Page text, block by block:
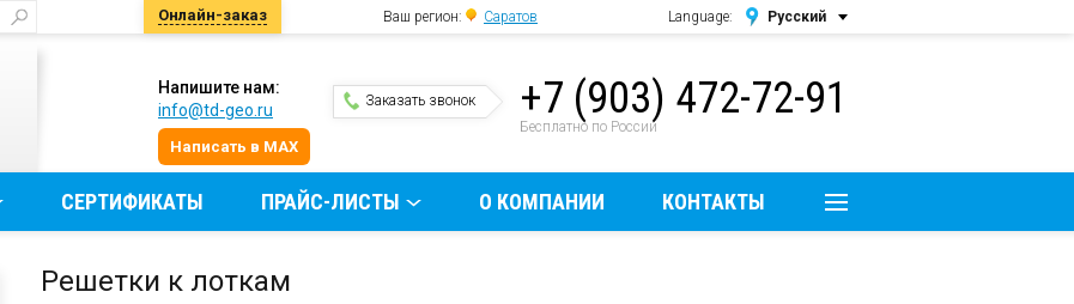
Онлайн-заказ Ваш регион: Саратов Language: Русский
English
+7 (903) 472-72-91
Бесплатно по России
Заказать звонок
Напишите нам:
info@td-geo.ru
Написать в MAX
СЕРТИФИКАТЫ ПРАЙС-ЛИСТЫ О КОМПАНИИ КОНТАКТЫ
Решетки к лоткам